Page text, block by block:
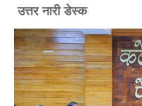
उत्तर नारी डेस्क